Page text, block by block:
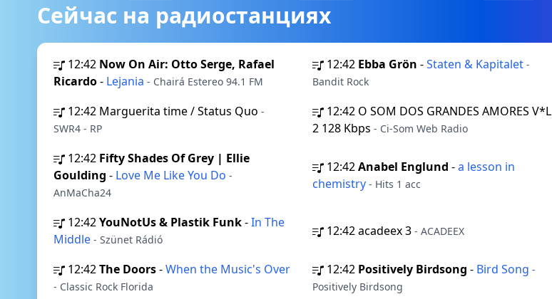
Сейчас на радиостанциях
12:42 Now On Air: Otto Serge, Rafael
Ricardo- Lejania - Chairá Estereo 94.1 FM
12:42 Ebba Grön -Staten & Kapitalet -
Bandit Rock
12:42 Marguerita time / Status Quo -
SWR4 - RP
12:42 O SOM DOS GRANDES AMORES V*L
2 128 Kbps - Ci-Som Web Radio
12:42 Fifty Shades Of Grey | Ellie
Goulding - Love Me Like You Do -
AnMaCha24
12:42Anabel Englund -a lesson in
chemistry - Hits 1 acc
12:42YouNotUs & Plastik Funk-In The
Middle - Szünet Rádió
12:42acadeex 3 - ACADEEX
12:42The Doors-When the Music's Over
- Classic Rock Florida
12:42 Positively Birdsong - Bird Song -
Positively Birdsong